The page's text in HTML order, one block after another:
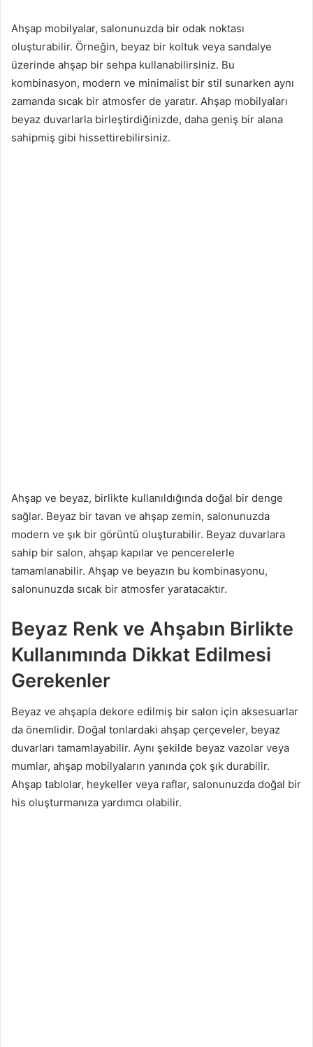
Ahşap mobilyalar, salonunuzda bir odak noktası
oluşturabilir. Örneğin, beyaz bir koltuk veya sandalye
üzerinde ahşap bir sehpa kullanabilirsiniz. Bu
kombinasyon, modern ve minimalist bir stil sunarken aynı
zamanda sıcak bir atmosfer de yaratır. Ahşap mobilyaları
beyaz duvarlarla birleştirdiğinizde, daha geniş bir alana
sahipmiş gibi hissettirebilirsiniz.
Ahşap ve beyaz, birlikte kullanıldığında doğal bir denge
sağlar. Beyaz bir tavan ve ahşap zemin, salonunuzda
modern ve şık bir görüntü oluşturabilir. Beyaz duvarlara
sahip bir salon, ahşap kapılar ve pencerelerle
tamamlanabilir. Ahşap ve beyazın bu kombinasyonu,
salonunuzda sıcak bir atmosfer yaratacaktır.
Beyaz Renk ve Ahşabın Birlikte
Kullanımında Dikkat Edilmesi
Gerekenler
Beyaz ve ahşapla dekore edilmiş bir salon için aksesuarlar
da önemlidir. Doğal tonlardaki ahşap çerçeveler, beyaz
duvarları tamamlayabilir. Aynı şekilde beyaz vazolar veya
mumlar, ahşap mobilyaların yanında çok şık durabilir.
Ahşap tablolar, heykeller veya raflar, salonunuzda doğal bir
his oluşturmanıza yardımcı olabilir.